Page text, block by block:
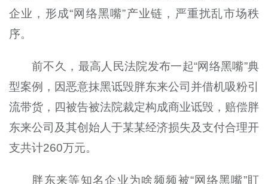
企业，形成“网络黑嘴”产业链，严重扰乱市场秩
序。
前不久，最高人民法院发布一起“网络黑嘴”典
型案例，因恶意抹黑诋毁胖东来公司并借机吸粉引
流带货，四被告被法院裁定构成商业诋毁，赔偿胖
东来公司及其创始人于某某经济损失及支付合理开
支共计260万元。
胖东来等知名企业为啥频频被“网络黑嘴”盯